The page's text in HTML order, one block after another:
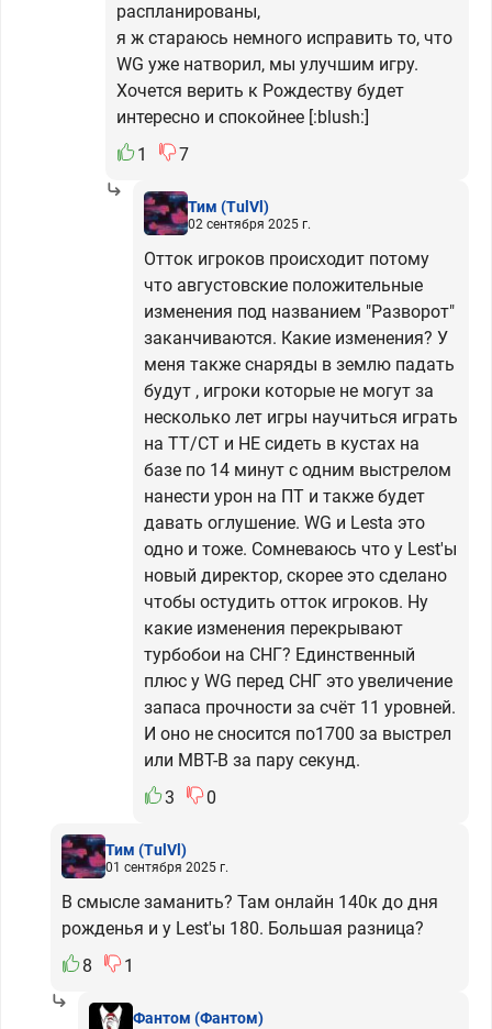
распланированы,
я ж стараюсь немного исправить то, что
WG уже натворил, мы улучшим игру.
Хочется верить к Рождеству будет
интересно и спокойнее [:blush:]
1
7
Тим (TulVl)
02 сентября 2025 г.
Отток игроков происходит потому
что августовские положительные
изменения под названием "Разворот"
заканчиваются. Какие изменения? У
меня также снаряды в землю падать
будут , игроки которые не могут за
несколько лет игры научиться играть
на ТТ/СТ и НЕ сидеть в кустах на
базе по 14 минут с одним выстрелом
нанести урон на ПТ и также будет
давать оглушение. WG и Lesta это
одно и тоже. Сомневаюсь что у Lest'ы
новый директор, скорее это сделано
чтобы остудить отток игроков. Ну
какие изменения перекрывают
турбобои на СНГ? Единственный
плюс у WG перед СНГ это увеличение
запаса прочности за счёт 11 уровней.
И оно не сносится по1700 за выстрел
или MBT-B за пару секунд.
3
0
Тим (TulVl)
01 сентября 2025 г.
В смысле заманить? Там онлайн 140к до дня
рожденья и у Lest'ы 180. Большая разница?
8
1
Фантом (Фантом)